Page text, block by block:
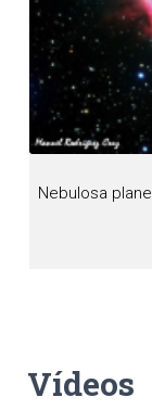
Nebulosa
Vídeos